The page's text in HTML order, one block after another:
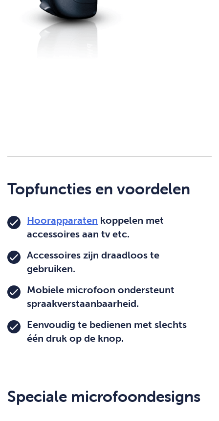
Topfuncties en voordelen
Hoorapparaten koppelen met
accessoires aan tv etc.
Accessoires zijn draadloos te
gebruiken.
Mobiele microfoon ondersteunt
spraakverstaanbaarheid.
Eenvoudig te bedienen met slechts
één druk op de knop.
Speciale microfoondesigns